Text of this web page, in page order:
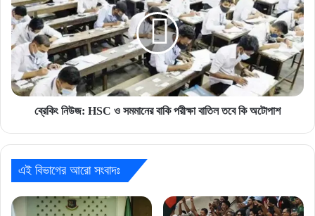
HSC
ও
সমমানের
বাকি
পরীক্ষা
বাতিল
তবে
ব্রেকিং নিউজ: HSC ও সমমানের বাকি পরীক্ষা বাতিল তবে কি অটোপাশ
এই বিভাগের আরো সংবাদঃ